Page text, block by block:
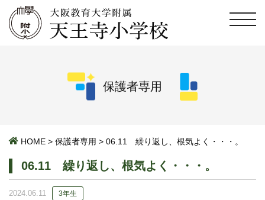
保護者専用
HOME > 保護者専用 > 06.11 繰り返し、根気よく・・・。
06.11 繰り返し、根気よく・・・。
2024.06.11 3年生